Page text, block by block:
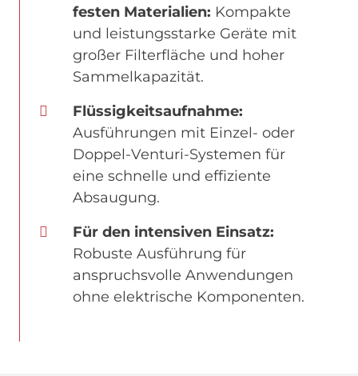
festen Materialien: Kompakte
und leistungsstarke Geräte mit
großer Filterfläche und hoher
Sammelkapazität.
Flüssigkeitsaufnahme:
Ausführungen mit Einzel- oder
Doppel-Venturi-Systemen für
eine schnelle und effiziente
Absaugung.
Für den intensiven Einsatz:
Robuste Ausführung für
anspruchsvolle Anwendungen
ohne elektrische Komponenten.